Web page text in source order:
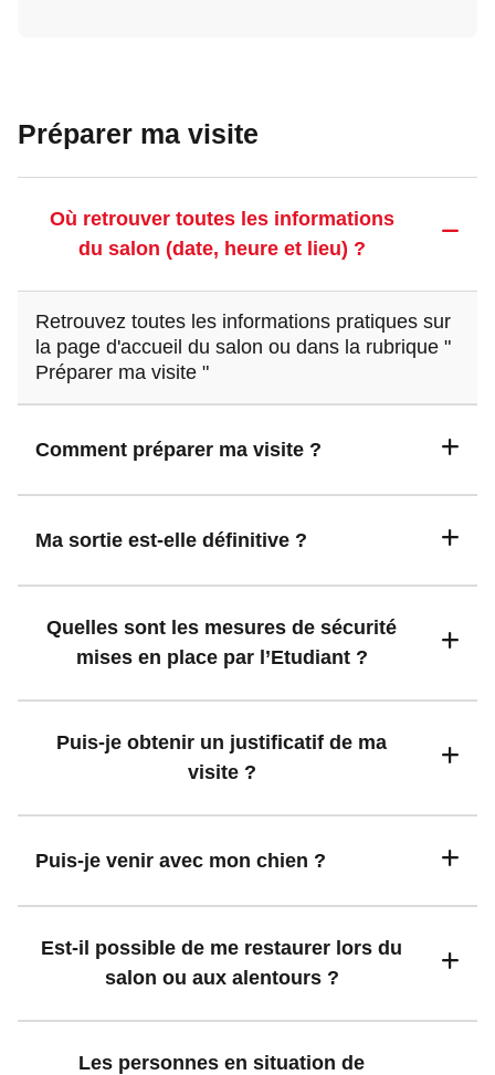
Préparer ma visite
Où retrouver toutes les informations
du salon (date, heure et lieu) ?
Retrouvez toutes les informations pratiques sur
la page d'accueil du salon ou dans la rubrique "
Préparer ma visite "
Comment préparer ma visite ?
Ma sortie est-elle définitive ?
Quelles sont les mesures de sécurité
mises en place par l’Etudiant ?
Puis-je obtenir un justificatif de ma
visite ?
Puis-je venir avec mon chien ?
Est-il possible de me restaurer lors du
salon ou aux alentours ?
Les personnes en situation de